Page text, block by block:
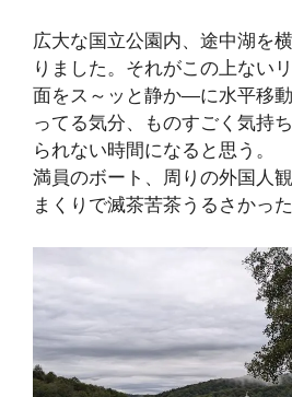
広大な国立公園内、途中湖を
りました。それがこの上ない
面をス～ッと静か―に水平移
ってる気分、ものすごく気持
られない時間になると思う。
満員のボート、周りの外国人
まくりで滅茶苦茶うるさかった